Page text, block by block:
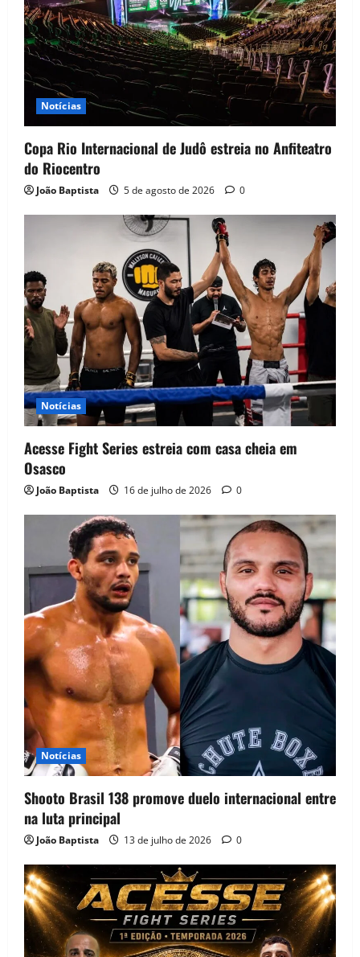
Notícias
Copa Rio Internacional de Judô estreia no Anfiteatro
do Riocentro
João Baptista 5 de agosto de 2026 0
Notícias
Acesse Fight Series estreia com casa cheia em
Osasco
João Baptista 16 de julho de 2026 0
Notícias
Shooto Brasil 138 promove duelo internacional entre
na luta principal
João Baptista 13 de julho de 2026 0